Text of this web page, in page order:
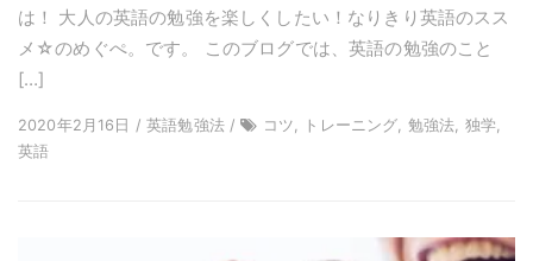
は！ 大人の英語の勉強を楽しくしたい！なりきり英語のスス
メ☆のめぐぺ。です。 このブログでは、英語の勉強のこと
[…]
2020年2月16日 / 英語勉強法 /
コツ, トレーニング, 勉強法, 独学,
英語